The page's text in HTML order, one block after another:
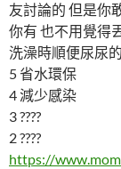
友討論的 但是你
你有 也不用覺得
洗澡時順便尿尿
5 省水環保
4 減少感染
3 ????
2 ????
https://